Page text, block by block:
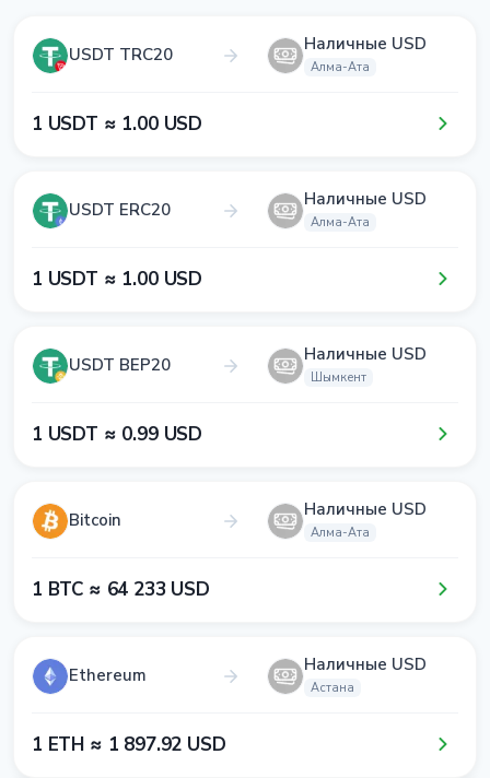
USDT TRC20 Наличные USD
Алма-Ата
1​ USDT ≈ 1​.0​0​ USD
USDT ERC20 Наличные USD
Алма-Ата
1​ USDT ≈ 1​.0​0​ USD
USDT BEP20 Наличные USD
Шымкент
1​ USDT ≈ 0​.9​9​ USD
Bitcoin Наличные USD
Алма-Ата
1​ BTC ≈ 6​4​ 2​3​3​ USD
Ethereum Наличные USD
Астана
1​ ETH ≈ 1​ 8​9​7​.9​2​ USD